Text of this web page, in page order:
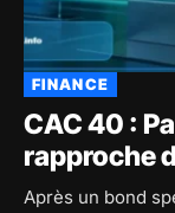
FINANCE
CAC 40 :
rapproche
Après un bond